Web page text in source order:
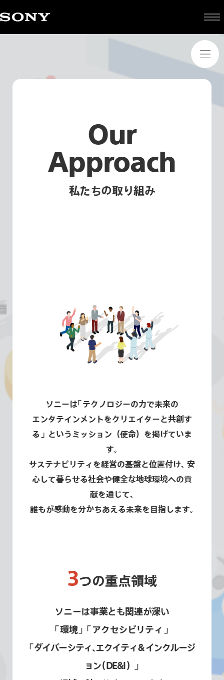
Our
Approach
私たちの取り組み
ソニーは「テクノロジーの力で未来の
エンタテインメントをクリエイターと共創す
る」 というミッション（使命）を掲げていま
す。
サステナビリティを経営の基盤と位置付け、安
心して暮らせる社会や健全な地球環境への貢
献を通じて、
誰もが感動を分かちあえる未来を目指します。
3つの重点領域
ソニーは事業とも関連が深い
「環境」「アクセシビリティ」
「ダイバーシティ、エクイティ＆インクルージ
ョン（DE&I）」